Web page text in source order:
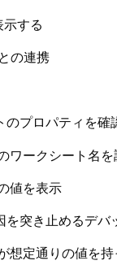
する
の連携
のプロパティを確
ワークシート名を
値を表示
を突き止めるデバ
想定通りの値を